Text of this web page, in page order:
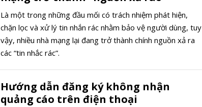
Là một trong những đầu mối có trách nhiệm phát hiện,
chặn lọc và xử lý tin nhắn rác nhằm bảo vệ người dùng, tuy
vậy, nhiều nhà mạng lại đang trở thành chính nguồn xả ra
các “tin nhắc rác”.
Hướng dẫn đăng ký không nhận
quảng cáo trên điện thoại